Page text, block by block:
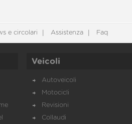
e circolari Assistenza Faq
Veicoli
Autoveicoli
Motocicli
Revisioni
Collaudi